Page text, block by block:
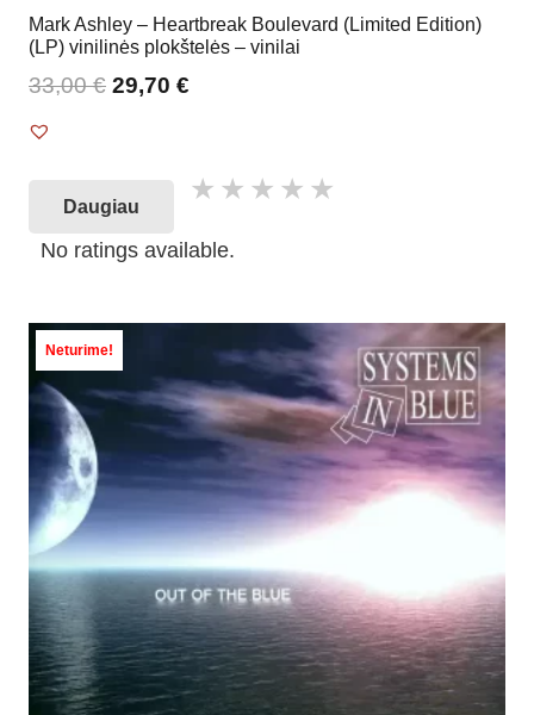
Mark Ashley – Heartbreak Boulevard (Limited Edition)
(LP) vinilinės plokštelės – vinilai
33,00€ 29,70 €
Daugiau
No ratings available.
Neturime!